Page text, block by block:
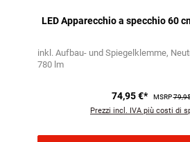
LED Apparecchio a specchio 60
inkl. Aufbau- und Spiegelklemme
780 lm
74,95 €* MSRP
Prezzi incl. IVA più costi di